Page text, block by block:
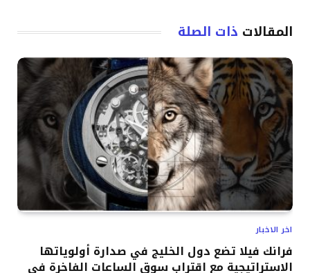
المقالات ذات الصلة
اخر الاخبار
فرانك فيلا تضع دول الخليج في صدارة أولوياتها
الاستراتيجية مع اقتراب سوق الساعات الفاخرة في